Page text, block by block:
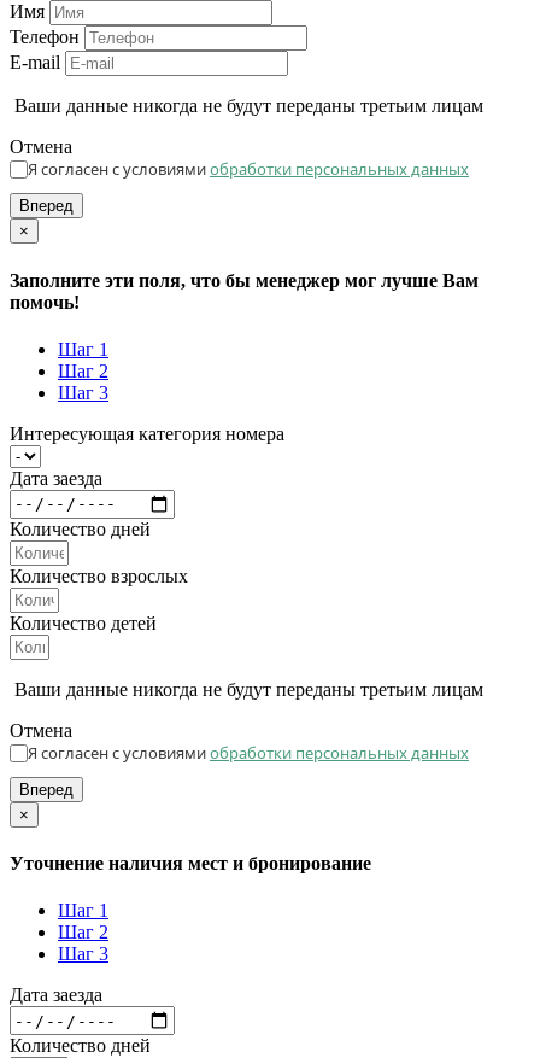
Имя
Телефон
E-mail
Ваши данные никогда не будут переданы третьим лицам
Отмена
Я согласен с условиямиобработки персональных данных
Вперед
×
Заполните эти поля, что бы менеджер мог лучше Вам
помочь!
Шаг 1
Шаг 2
Шаг 3
Интересующая категория номера
Дата заезда
Количество дней
Количество взрослых
Количество детей
Ваши данные никогда не будут переданы третьим лицам
Отмена
Я согласен с условиямиобработки персональных данных
Вперед
×
Уточнение наличия мест и бронирование
Шаг 1
Шаг 2
Шаг 3
Дата заезда
Количество дней